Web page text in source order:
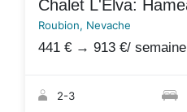
Roubion, Nevache
441 € → 913 €/ semaine
2-3